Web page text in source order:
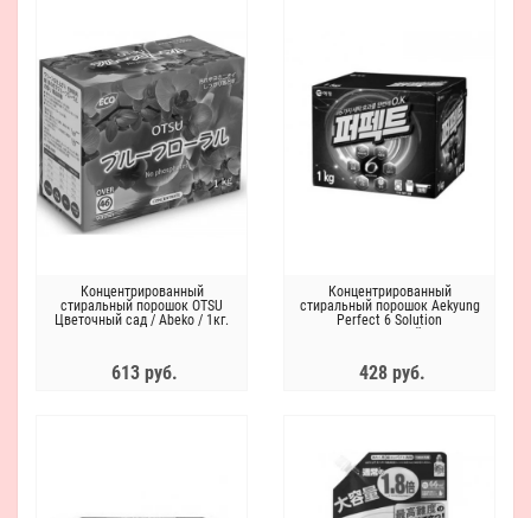
Концентрированный
стиральный порошок OTSU
Цветочный сад / Abeko / 1кг.
613 руб.
Концентрированный
стиральный порошок Aekyung
Perfect 6 Solution
428 руб.